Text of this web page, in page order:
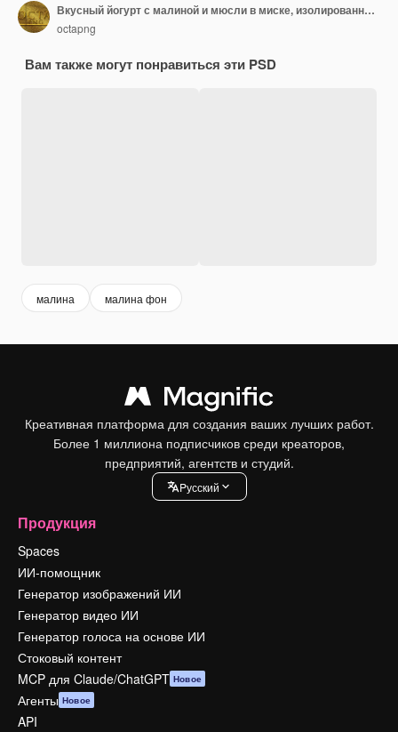
Вкусный йогурт с малиной и мюсли в миске, изолированные на прозрачном фоне
octapng
Вам также могут понравиться эти PSD
малина малина фон
Креативная платформа для создания ваших лучших работ.
Более 1 миллиона подписчиков среди креаторов,
предприятий, агентств и студий.
Pусский
Продукция
Spaces
ИИ-помощник
Генератор изображений ИИ
Генератор видео ИИ
Генератор голоса на основе ИИ
Стоковый контент
MCP для Claude/ChatGPT Новое
Агенты Новое
API